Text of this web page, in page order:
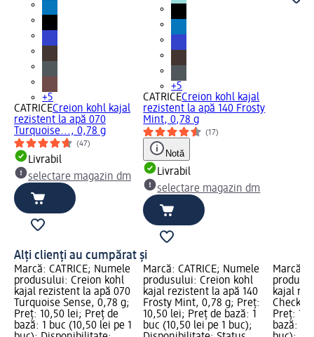
+5
CATRICECreion kohl kajal
rezistent la apă 070
Turquoise..., 0,78 g
(47)
Livrabil
selectare magazin dm
+5
CATRICECreion kohl kajal
rezistent la apă 140 Frosty
Mint, 0,78 g
(17)
Notă
Livrabil
selectare magazin dm
Alți clienți au cumpărat și
Marcă: CATRICE; Numele
produsului: Creion kohl
kajal rezistent la apă 070
Turquoise Sense, 0,78 g;
Preț: 10,50 lei; Preț de
bază: 1 buc (10,50 lei pe 1
Marcă: CATRICE; Numele
produsului: Creion kohl
kajal rezistent la apă 140
Frosty Mint, 0,78 g; Preț:
10,50 lei; Preț de bază: 1
buc (10,50 lei pe 1 buc);
Marcă:
kajal
Check
Preț:
bază: 1